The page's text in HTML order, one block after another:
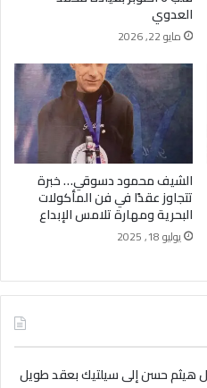
العدوي
مايو 22, 2026
الشيف محمود دسوقي… خبرة
تتجاوز عقدًا في فن المأكولات
البحرية ومهارة تلامس الإبداع
يوليو 18, 2025
هيثم حسن إلى سيلتيك بعقد طويل